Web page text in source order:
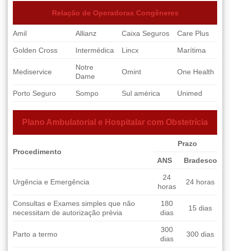
Relação de Operadoras Congêneres
Amil Allianz Caixa Seguros Care Plus
Golden Cross Intermédica Lincx Marítima
Mediservice
Notre
Dame
Omint One Health
Porto Seguro Sompo Sul américa Unimed
Plano Ambulatorial e Hospitalar com Obstetrícia
Procedimento
Prazo
ANS Bradesco
Urgência e Emergência
24
horas
24 horas
Consultas e Exames simples que não
necessitam de autorização prévia
180
dias
15 dias
Parto a termo
300
dias
300 dias